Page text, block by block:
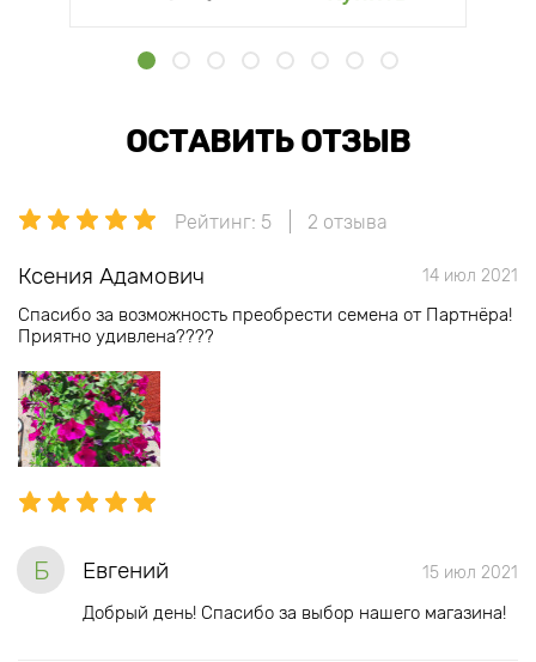
ОСТАВИТЬ ОТЗЫВ
Рейтинг: 5 2 отзыва
Ксения Адамович 14 июл 2021
Спасибо за возможность преобрести семена от Партнёра!
Приятно удивлена????
Б Евгений 15 июл 2021
Добрый день! Спасибо за выбор нашего магазина!